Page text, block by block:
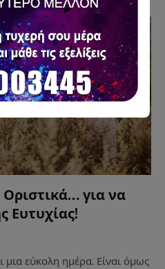
για να
Ευτυχίας!
μια εύκολη ημέρα. Είναι όμως